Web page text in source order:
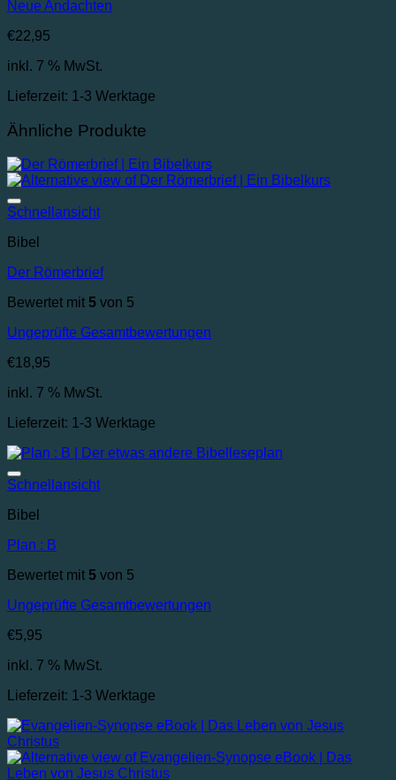
Neue Andachten
€22,95
inkl. 7 % MwSt.
Lieferzeit: 1-3 Werktage
Ähnliche Produkte
Schnellansicht
Bibel
Der Römerbrief
Bewertet mit 5 von 5
Ungeprüfte Gesamtbewertungen
€18,95
inkl. 7 % MwSt.
Lieferzeit: 1-3 Werktage
Schnellansicht
Bibel
Plan : B
Bewertet mit 5 von 5
Ungeprüfte Gesamtbewertungen
€5,95
inkl. 7 % MwSt.
Lieferzeit: 1-3 Werktage